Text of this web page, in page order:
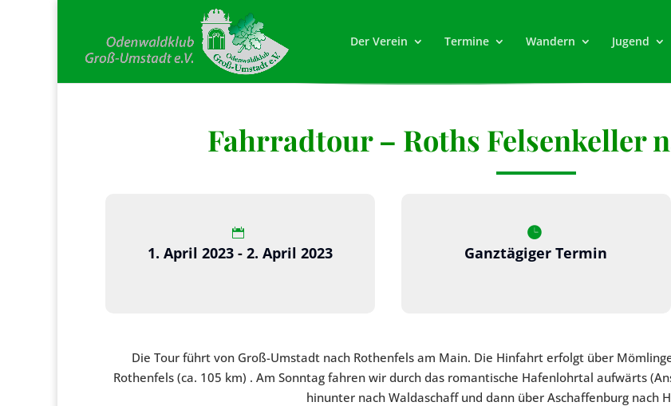
Der Verein Termine Wandern Jugend
Fahrradtour – Roths Felsenkeller
1. April 2023 - 2. April 2023 Ganztägiger Termin
Die Tour führt von Groß-Umstadt nach Rothenfels am Main. Die Hinfahrt erfolgt über
Rothenfels (ca. 105 km) . Am Sonntag fahren wir durch das romantische Hafenlohrtal aufwärts
hinunter nach Waldaschaff und dann über Aschaffenburg nach